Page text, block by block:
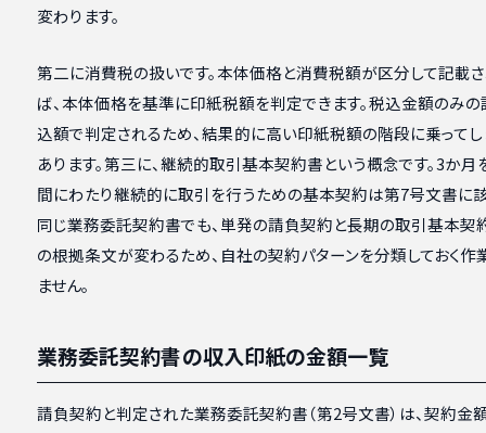
変わります。
第二に消費税の扱いです。本体価格と消費税額が区分して記載
ば、本体価格を基準に印紙税額を判定できます。税込金額のみ
込額で判定されるため、結果的に高い印紙税額の階段に乗ってし
あります。第三に、継続的取引基本契約書という概念です。3か月
間にわたり継続的に取引を行うための基本契約は第7号文書に該
同じ業務委託契約書でも、単発の請負契約と長期の取引基本契
の根拠条文が変わるため、自社の契約パターンを分類しておく作
ません。
業務委託契約書の収入印紙の金額一覧
請負契約と判定された業務委託契約書（第2号文書）は、契約金